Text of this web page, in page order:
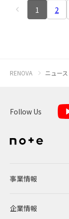
1 2
RENOVA ニュース
Follow Us
事業情報
事業情報トップ
企業情報